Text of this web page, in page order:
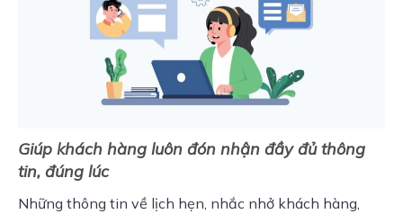
Giúp khách hàng luôn đón nhận đầy đủ thông
tin, đúng lúc
Những thông tin về lịch hẹn, nhắc nhở khách hàng,